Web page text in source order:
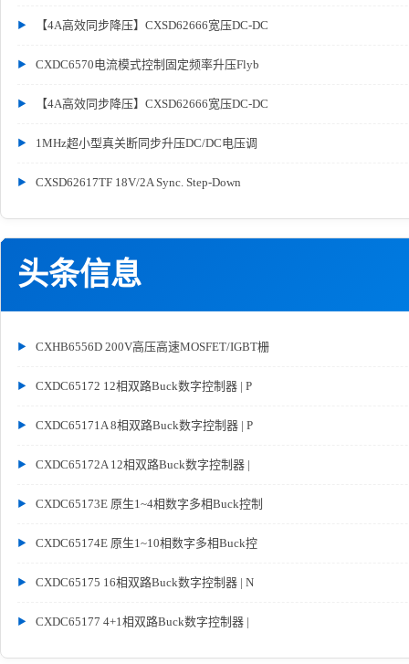
【4A高效同步降压】CXSD62666宽压DC-DC
CXDC6570电流模式控制固定频率升压Flyb
【4A高效同步降压】CXSD62666宽压DC-DC
1MHz超小型真关断同步升压DC/DC电压调
CXSD62617TF 18V/2A Sync. Step-Down
头条信息
CXHB6556D 200V高压高速MOSFET/IGBT栅
CXDC65172 12相双路Buck数字控制器 | P
CXDC65171A 8相双路Buck数字控制器 | P
CXDC65172A 12相双路Buck数字控制器 |
CXDC65173E 原生1~4相数字多相Buck控制
CXDC65174E 原生1~10相数字多相Buck控
CXDC65175 16相双路Buck数字控制器 | N
CXDC65177 4+1相双路Buck数字控制器 |